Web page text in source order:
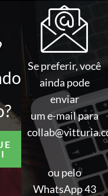
Se preferir, você
ainda pode
enviar
um e-mail para
ou pelo
WhatsApp 43